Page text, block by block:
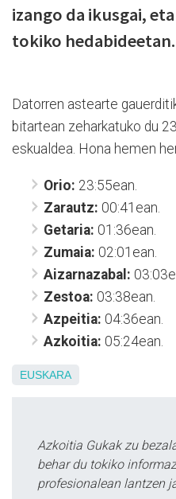
izango da ikusgai,
tokiko hedabideetan.
Datorren astearte
bitartean zeharkatuko du
eskualdea. Hona hemen
Orio: 23:55ean.
Zarautz: 00:41ean.
Getaria: 01:36ean.
Zumaia: 02:01ean.
Aizarnazabal:
Zestoa: 03:38ean.
Azpeitia: 04:36ean.
Azkoitia: 05:24ean.
EUSKARA
Azkoitia Gukak zu
behar du tokiko
profesionalean lantzen